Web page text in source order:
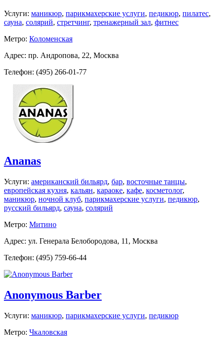
Услуги: маникюр, парикмахерские услуги, педикюр, пилатес,
сауна, солярий, стретчинг, тренажерный зал, фитнес
Метро: Коломенская
Адрес: пр. Андропова, 22, Москва
Телефон: (495) 266-01-77
Ananas
Услуги: американский бильярд, бар, восточные танцы,
европейская кухня, кальян, караоке, кафе, косметолог,
маникюр, ночной клуб, парикмахерские услуги, педикюр,
русский бильярд, сауна, солярий
Метро: Митино
Адрес: ул. Генерала Белобородова, 11, Москва
Телефон: (495) 759-66-44
Anonymous Barber
Услуги: маникюр, парикмахерские услуги, педикюр
Метро: Чкаловская